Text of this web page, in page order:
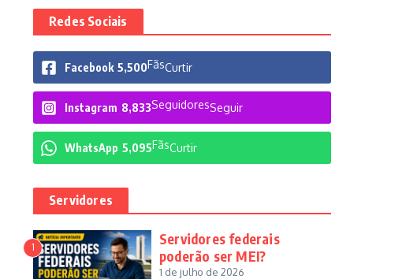
Redes Sociais
Facebook 5,500FãsCurtir
Instagram 8,833SeguidoresSeguir
WhatsApp 5,095FãsCurtir
Servidores
1
Servidores federais
poderão ser MEI?
1 de julho de 2026